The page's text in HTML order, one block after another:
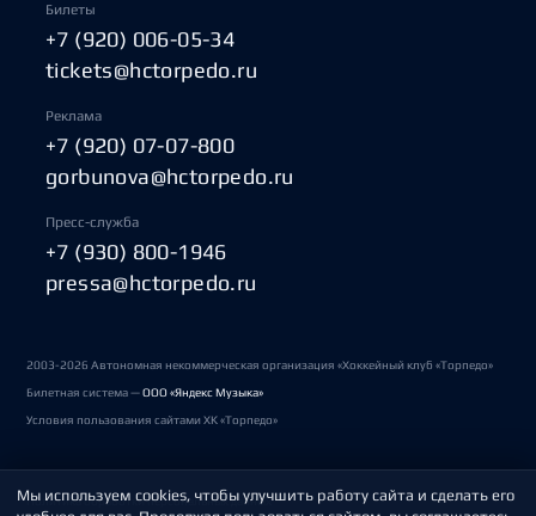
Билеты
+7 (920) 006-05-34
tickets@hctorpedo.ru
Реклама
+7 (920) 07-07-800
gorbunova@hctorpedo.ru
Пресс-служба
+7 (930) 800-1946
pressa@hctorpedo.ru
2003-2026 Автономная некоммерческая организация «Хоккейный клуб «Торпедо»
Билетная система —ООО «Яндекс Музыка»
Условия пользования сайтами ХК «Торпедо»
Политика обработки персональных данных
Мы используем cookies, чтобы улучшить работу сайта и сделать его